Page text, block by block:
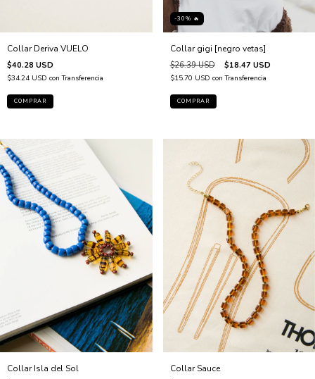
Collar Deriva VUELO
$40.28 USD
$34.24 USD con Transferencia
-30% 🔥
Collar gigi [negro vetas]
$26.39 USD $18.47 USD
$15.70 USD con Transferencia
Collar Isla del Sol Collar Sauce